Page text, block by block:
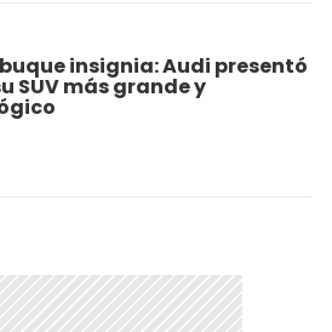
insignia: Audi presentó
SUV más grande y